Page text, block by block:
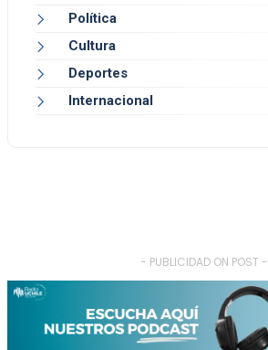
Política
Cultura
Deportes
Internacional
- PUBLICIDAD ON POST -